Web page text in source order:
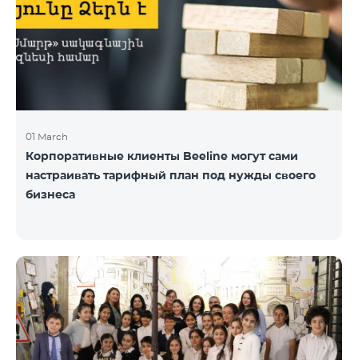
01 March
Корпоративные клиенты Beeline могут сами
настраивать тарифный план под нужды своего
бизнеса